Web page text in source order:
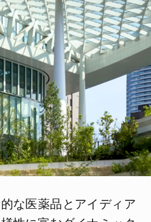
な医薬品とアイディア